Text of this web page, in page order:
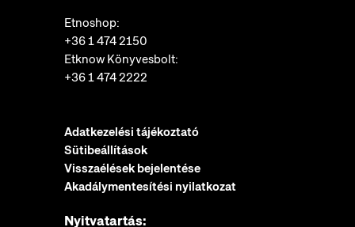
Etnoshop:
+36 1 474 2150
Etknow Könyvesbolt:
+36 1 474 2222
Adatkezelési tájékoztató
Sütibeállítások
Visszaélések bejelentése
Akadálymentesítési nyilatkozat
Nyitvatartás: